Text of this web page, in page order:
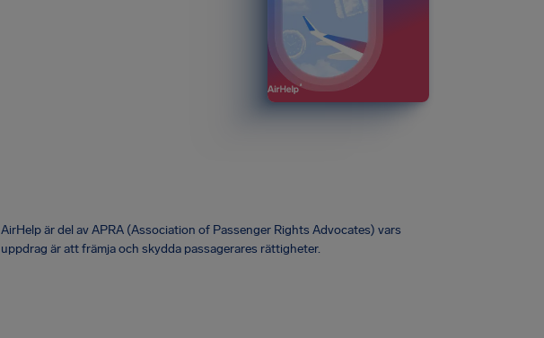
AirHelp är del av APRA (Association of Passenger Rights Advocates) vars
uppdrag är att främja och skydda passagerares rättigheter.